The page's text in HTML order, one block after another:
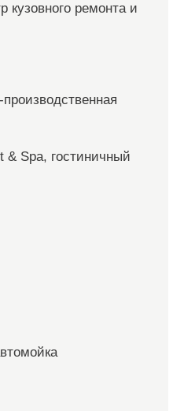
кузовного ремонта и
& Spa, гостиничный